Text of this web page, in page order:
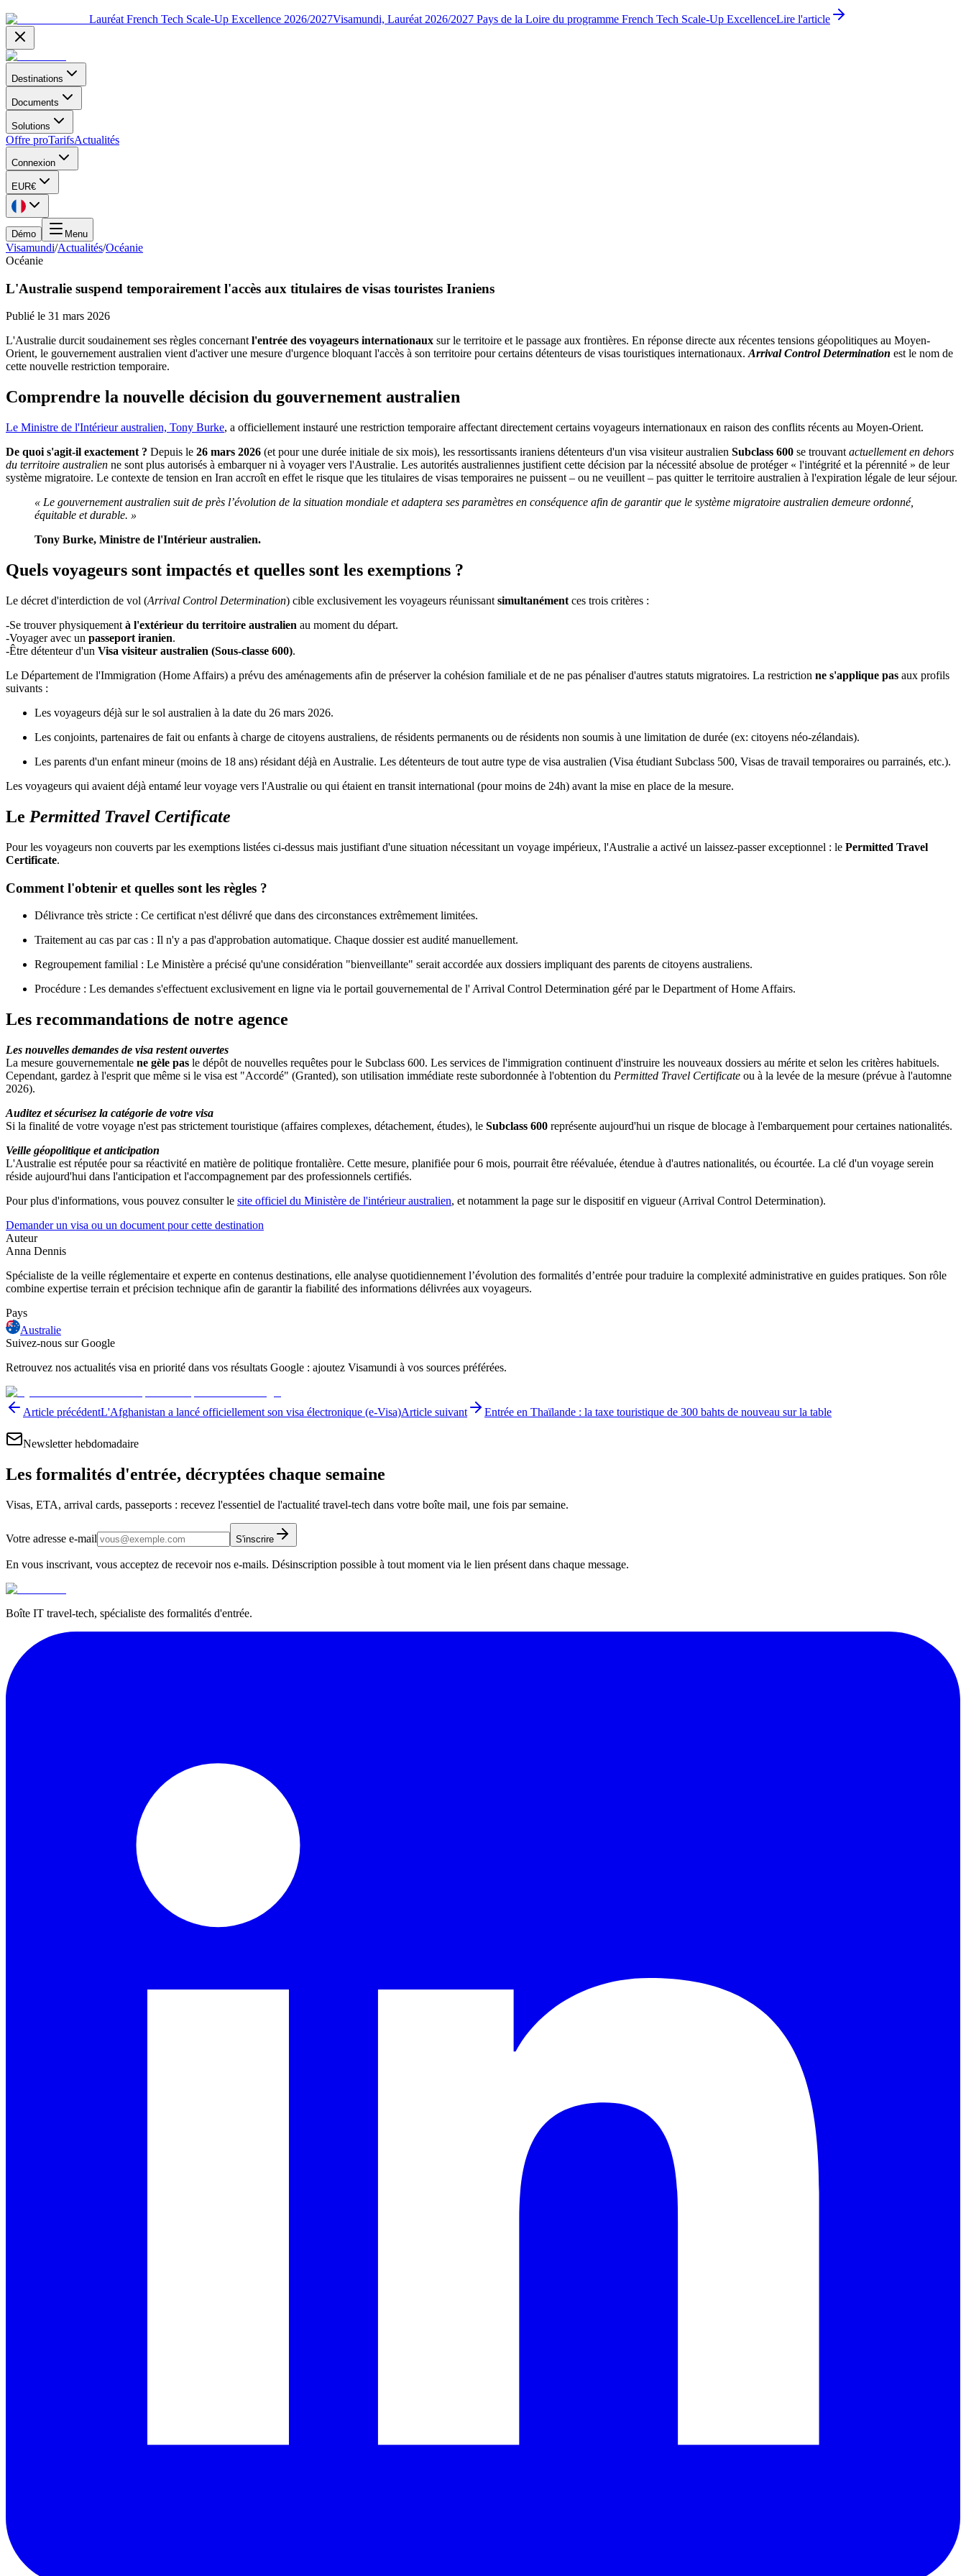
Lauréat French Tech Scale-Up Excellence 2026/2027Visamundi, Lauréat 2026/2027 Pays de la Loire du programme French Tech Scale-Up ExcellenceLire l'article
Destinations
Documents
Solutions
Offre proTarifsActualités
Connexion
EUR€
Démo Menu
Visamundi/Actualités/Océanie
Océanie
L'Australie suspend temporairement l'accès aux titulaires de visas touristes Iraniens
Publié le 31 mars 2026
L'Australie durcit soudainement ses règles concernantl'entrée des voyageurs internationaux sur le territoire et le passage aux frontières. En réponse directe aux récentes tensions géopolitiques au Moyen-
Orient, le gouvernement australien vient d'activer une mesure d'urgence bloquant l'accès à son territoire pour certains détenteurs de visas touristiques internationaux.Arrival Control Determination est le nom de
cette nouvelle restriction temporaire.
Comprendre la nouvelle décision du gouvernement australien
Le Ministre de l'Intérieur australien, Tony Burke, a officiellement instauré une restriction temporaire affectant directement certains voyageurs internationaux en raison des conflits récents au Moyen-Orient.
De quoi s'agit-il exactement ? Depuis le 26 mars 2026 (et pour une durée initiale de six mois), les ressortissants iraniens détenteurs d'un visa visiteur australien Subclass 600 se trouvant actuellement en dehors
du territoire australien ne sont plus autorisés à embarquer ni à voyager vers l'Australie. Les autorités australiennes justifient cette décision par la nécessité absolue de protéger « l'intégrité et la pérennité » de leur
système migratoire. Le contexte de tension en Iran accroît en effet le risque que les titulaires de visas temporaires ne puissent – ou ne veuillent – pas quitter le territoire australien à l'expiration légale de leur séjour.
« Le gouvernement australien suit de près l’évolution de la situation mondiale et adaptera ses paramètres en conséquence afin de garantir que le système migratoire australien demeure ordonné,
équitable et durable. »
Tony Burke, Ministre de l'Intérieur australien.
Quels voyageurs sont impactés et quelles sont les exemptions ?
Le décret d'interdiction de vol (Arrival Control Determination) cible exclusivement les voyageurs réunissant simultanément ces trois critères :
-Se trouver physiquement à l'extérieur du territoire australien au moment du départ.
-Voyager avec un passeport iranien.
-Être détenteur d'un Visa visiteur australien (Sous-classe 600).
Le Département de l'Immigration (Home Affairs) a prévu des aménagements afin de préserver la cohésion familiale et de ne pas pénaliser d'autres statuts migratoires. La restriction ne s'applique pas aux profils
suivants :
Les voyageurs déjà sur le sol australien à la date du 26 mars 2026.
Les conjoints, partenaires de fait ou enfants à charge de citoyens australiens, de résidents permanents ou de résidents non soumis à une limitation de durée (ex: citoyens néo-zélandais).
Les parents d'un enfant mineur (moins de 18 ans) résidant déjà en Australie. Les détenteurs de tout autre type de visa australien (Visa étudiant Subclass 500, Visas de travail temporaires ou parrainés, etc.).
Les voyageurs qui avaient déjà entamé leur voyage vers l'Australie ou qui étaient en transit international (pour moins de 24h) avant la mise en place de la mesure.
Le Permitted Travel Certificate
Pour les voyageurs non couverts par les exemptions listées ci-dessus mais justifiant d'une situation nécessitant un voyage impérieux, l'Australie a activé un laissez-passer exceptionnel : le Permitted Travel
Certificate.
Comment l'obtenir et quelles sont les règles ?
Délivrance très stricte : Ce certificat n'est délivré que dans des circonstances extrêmement limitées.
Traitement au cas par cas : Il n'y a pas d'approbation automatique. Chaque dossier est audité manuellement.
Regroupement familial : Le Ministère a précisé qu'une considération "bienveillante" serait accordée aux dossiers impliquant des parents de citoyens australiens.
Procédure : Les demandes s'effectuent exclusivement en ligne via le portail gouvernemental de l' Arrival Control Determination géré par le Department of Home Affairs.
Les recommandations de notre agence
Les nouvelles demandes de visa restent ouvertes
La mesure gouvernementale ne gèle pas le dépôt de nouvelles requêtes pour le Subclass 600. Les services de l'immigration continuent d'instruire les nouveaux dossiers au mérite et selon les critères habituels.
Cependant, gardez à l'esprit que même si le visa est "Accordé" (Granted), son utilisation immédiate reste subordonnée à l'obtention du Permitted Travel Certificate ou à la levée de la mesure (prévue à l'automne
2026).
Auditez et sécurisez la catégorie de votre visa
Si la finalité de votre voyage n'est pas strictement touristique (affaires complexes, détachement, études), le Subclass 600 représente aujourd'hui un risque de blocage à l'embarquement pour certaines nationalités.
Veille géopolitique et anticipation
L'Australie est réputée pour sa réactivité en matière de politique frontalière. Cette mesure, planifiée pour 6 mois, pourrait être réévaluée, étendue à d'autres nationalités, ou écourtée. La clé d'un voyage serein
réside aujourd'hui dans l'anticipation et l'accompagnement par des professionnels certifiés.
Pour plus d'informations, vous pouvez consulter le site officiel du Ministère de l'intérieur australien, et notamment la page sur le dispositif en vigueur (Arrival Control Determination).
Demander un visa ou un document pour cette destination
Auteur
Anna Dennis
Spécialiste de la veille réglementaire et experte en contenus destinations, elle analyse quotidiennement l’évolution des formalités d’entrée pour traduire la complexité administrative en guides pratiques. Son rôle
combine expertise terrain et précision technique afin de garantir la fiabilité des informations délivrées aux voyageurs.
Pays
Australie
Suivez-nous sur Google
Retrouvez nos actualités visa en priorité dans vos résultats Google : ajoutez Visamundi à vos sources préférées.
Article précédentL'Afghanistan a lancé officiellement son visa électronique (e-Visa)Article suivant Entrée en Thaïlande : la taxe touristique de 300 bahts de nouveau sur la table
Newsletter hebdomadaire
Les formalités d'entrée, décryptées chaque semaine
Visas, ETA, arrival cards, passeports : recevez l'essentiel de l'actualité travel-tech dans votre boîte mail, une fois par semaine.
Votre adresse e-mail S'inscrire
En vous inscrivant, vous acceptez de recevoir nos e-mails. Désinscription possible à tout moment via le lien présent dans chaque message.
Boîte IT travel-tech, spécialiste des formalités d'entrée.